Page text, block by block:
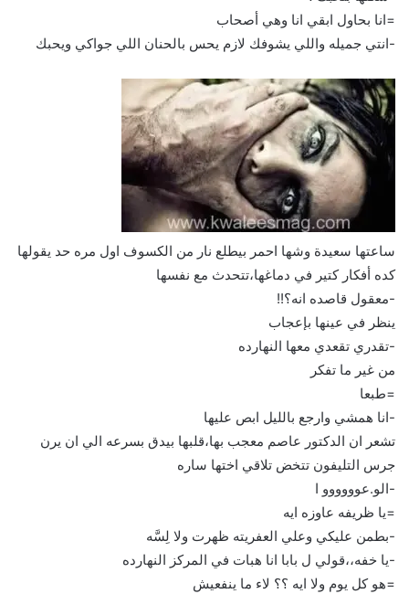
=انا بحاول ابقي انا وهي أصحاب
-انتي جميله واللي يشوفك لازم يحس بالحنان اللي جواكي ويحبك
ساعتها سعيدة وشها احمر بيطلع نار من الكسوف اول مره حد يقولها
كده أفكار كتير في دماغها،تتحدث مع نفسها
-معقول قاصده انه؟!!
ينظر في عينها بإعجاب
-تقدري تقعدي معها النهارده
من غير ما تفكر
=طبعا
-انا همشي وارجع بالليل ابص عليها
تشعر ان الدكتور عاصم معجب بها،قلبها بيدق بسرعه الي ان يرن
جرس التليفون تتخض تلاقي اختها ساره
-الو.عوووووو ا
=يا ظريفه عاوزه ايه
-بطمن عليكي وعلي العفريته ظهرت ولا لِسَّه
-يا خفه،،قولي ل بابا انا هبات في المركز النهارده
=هو كل يوم ولا ايه ؟؟ لاء ما ينفعيش